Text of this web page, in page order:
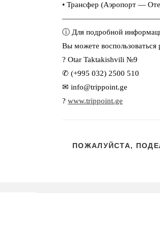
• Трансфер (Аэропорт —
ⓘ Для подробной
Вы можете воспользоваться
? Otar Taktakishvili №9
✆ (+995 032) 2500 510
✉ info@trippoint.ge
? www.trippoint.ge
ПОЖАЛУЙСТА,